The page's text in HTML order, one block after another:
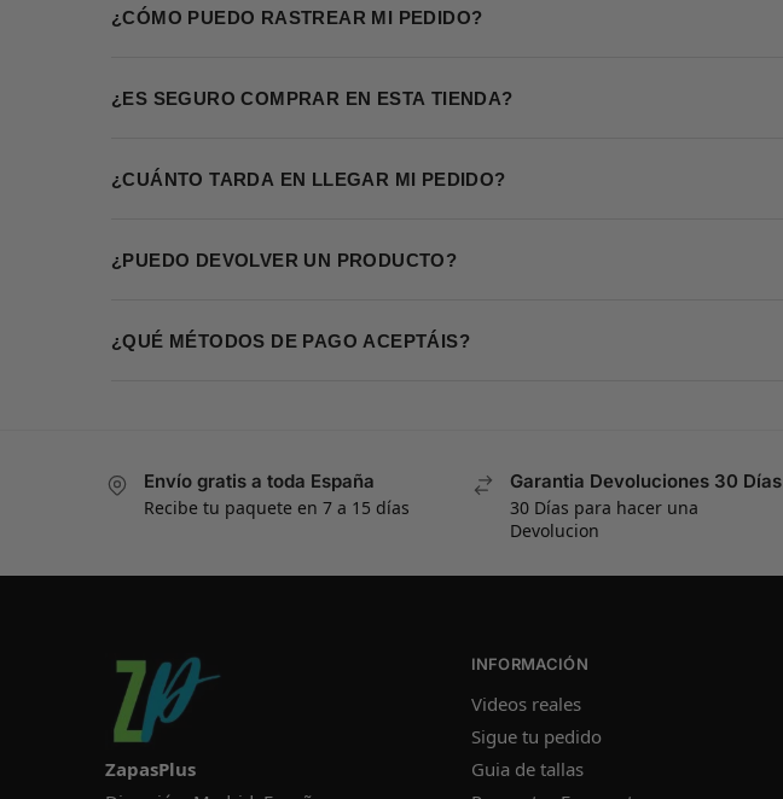
¿CÓMO PUEDO RASTREAR MI PEDIDO?
¿ES SEGURO COMPRAR EN ESTA TIENDA?
¿CUÁNTO TARDA EN LLEGAR MI PEDIDO?
¿PUEDO DEVOLVER UN PRODUCTO?
¿QUÉ MÉTODOS DE PAGO ACEPTÁIS?
Envío gratis a toda España
Recibe tu paquete en 7 a 15 días
Garantia Devoluciones 30 Días
30 Días para hacer una
Devolucion
ZapasPlus
INFORMACIÓN
Videos reales
Sigue tu pedido
Guia de tallas